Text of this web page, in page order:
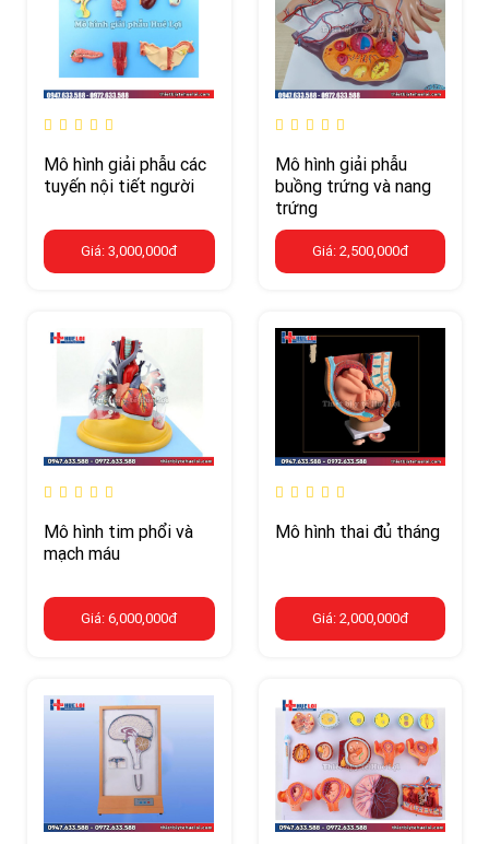
Mô hình giải phẫu các
tuyến nội tiết người
Giá: 3,000,000đ
Mô hình giải phẫu
buồng trứng và nang
trứng
Giá: 2,500,000đ
Mô hình tim phổi và
mạch máu
Giá: 6,000,000đ
Mô hình thai đủ tháng
Giá: 2,000,000đ